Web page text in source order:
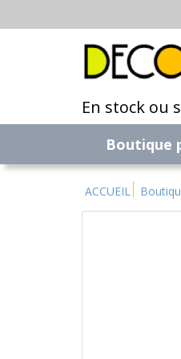
En stock ou
Boutique
ACCUEIL